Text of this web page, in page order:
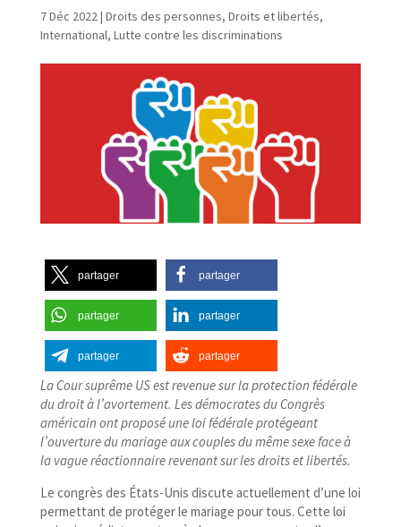
7 Déc 2022| Droits des personnes, Droits et libertés,
International, Lutte contre les discriminations
partager partager
partager partager
partager partager
La Cour suprême US est revenue sur la protection fédérale
du droit à l’avortement. Les démocrates du Congrès
américain ont proposé une loi fédérale protégeant
l’ouverture du mariage aux couples du même sexe face à
la vague réactionnaire revenant sur les droits et libertés.
Le congrès des États-​Unis discute actuellement d’une loi
permettant de protéger le mariage pour tous. Cette loi